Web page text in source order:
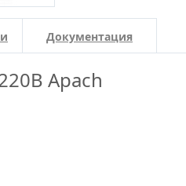
Apach
Документация